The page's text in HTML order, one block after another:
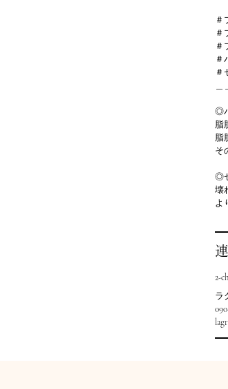
＃
＃
＃
＃
＃
◎
脂
脂
そ
◎
壊
よ
2-
ラ